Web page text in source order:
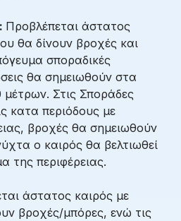
Προβλέπεται άστατος
θα δίνουν βροχές και
σποραδικές
θα σημειωθούν στα
Στις Σποράδες
κατα περιόδους με
βροχές θα σημειωθούν
ο καιρός θα βελτιωθεί
της περιφέρειας.
άστατος καιρός με
βροχές/μπόρες, ενώ τις